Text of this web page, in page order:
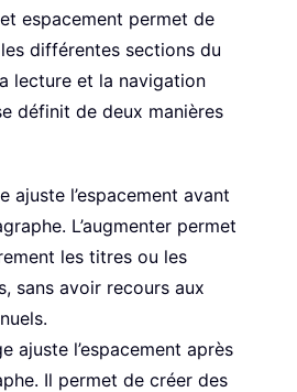
espacement permet de
différentes sections du
lecture et la navigation
définit de deux manières
ajuste l’espacement avant
L’augmenter permet
les titres ou les
sans avoir recours aux
ajuste l’espacement après
Il permet de créer des